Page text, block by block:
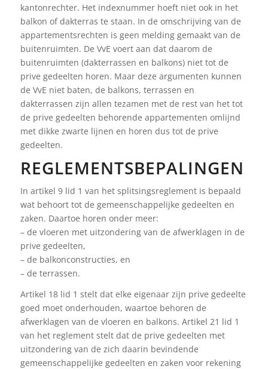
kantonrechter. Het indexnummer hoeft niet ook in het
balkon of dakterras te staan. In de omschrijving van de
appartementsrechten is geen melding gemaakt van de
buitenruimten. De VvE voert aan dat daarom de
buitenruimten (dakterrassen en balkons) niet tot de
prive gedeelten horen. Maar deze argumenten kunnen
de VvE niet baten, de balkons, terrassen en
dakterrassen zijn allen tezamen met de rest van het tot
de prive gedeelten behorende appartementen omlijnd
met dikke zwarte lijnen en horen dus tot de prive
gedeelten.
REGLEMENTSBEPALINGEN
In artikel 9 lid 1 van het splitsingsreglement is bepaald
wat behoort tot de gemeenschappelijke gedeelten en
zaken. Daartoe horen onder meer:
– de vloeren met uitzondering van de afwerklagen in de
prive gedeelten,
– de balkonconstructies, en
– de terrassen.
Artikel 18 lid 1 stelt dat elke eigenaar zijn prive gedeelte
goed moet onderhouden, waartoe behoren de
afwerklagen van de vloeren en balkons. Artikel 21 lid 1
van het reglement stelt dat de prive gedeelten met
uitzondering van de zich daarin bevindende
gemeenschappelijke gedeelten en zaken voor rekening